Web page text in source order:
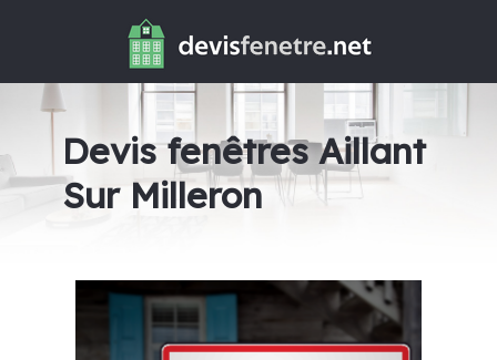
Devis fenêtres Aillant
Sur Milleron